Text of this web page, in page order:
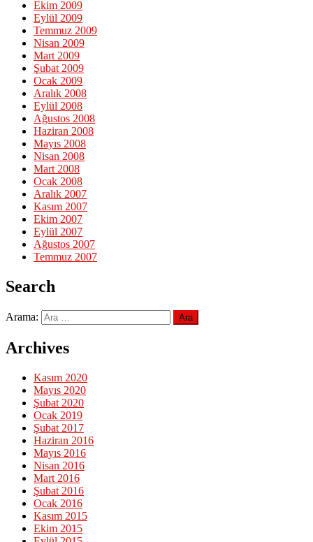
Ekim 2009
Eylül 2009
Temmuz 2009
Nisan 2009
Mart 2009
Şubat 2009
Ocak 2009
Aralık 2008
Eylül 2008
Ağustos 2008
Haziran 2008
Mayıs 2008
Nisan 2008
Mart 2008
Ocak 2008
Aralık 2007
Kasım 2007
Ekim 2007
Eylül 2007
Ağustos 2007
Temmuz 2007
Search
Arama:
Archives
Kasım 2020
Mayıs 2020
Şubat 2020
Ocak 2019
Şubat 2017
Haziran 2016
Mayıs 2016
Nisan 2016
Mart 2016
Şubat 2016
Ocak 2016
Kasım 2015
Ekim 2015